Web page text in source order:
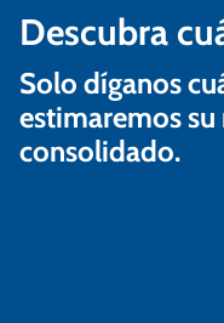
r
a
d
a
Descubra
Solo díganos
estimaremos
consolidado.